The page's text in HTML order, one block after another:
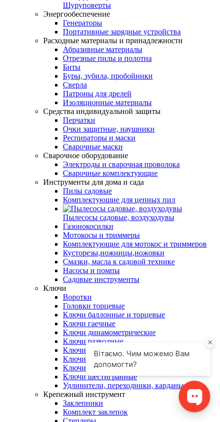
Шуруповерты
Энергообеспечение
Генераторы
Портативные зарядные устройства
Расходные материалы и принадлежности
Абразивные материалы
Отрезные пилы и полотна
Биты
Буры, зубила, пробойники
Сверла
Патроны для дрелей
Изоляционные материалы
Средства индивидуальной защиты
Перчатки
Очки защитные, наушники
Респираторы и маски
Сварочные маски
Сварочное оборудование
Электроды и сварочная проволока
Сварочные комплектующие
Инструменты для дома и сада
Пилы садовые
Комплектующие для цепных пил
Пылесосы садовые, воздуходувы
Газонокосилки
Мотокосы и триммеры
Комплектующие для мотокос и триммеров
Кусторезы,ножницы,ножовки
Смазки, масла к садовой технике
Насосы и помпы
Садовые инструменты
Ключи
Воротки
Головки торцевые
Ключи баллонные и торцевые
Ключи гаечные
Ключи динамометрические
Ключи разводные
Ключи свечные
Ключи с трещоткой
Ключи трубные
Ключи шестигранные
Удлинители, переходники, карданы
Крепежный инструмент
Заклепники
Комплект заклепок